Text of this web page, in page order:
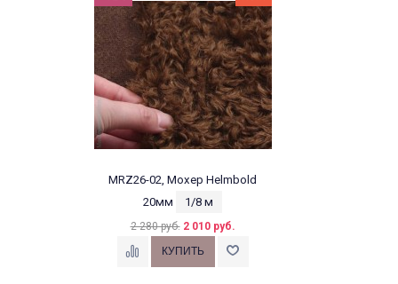
MRZ26-02, Мохер Helmbold
20мм
1/8 м
2 280 руб. 2 010 руб.